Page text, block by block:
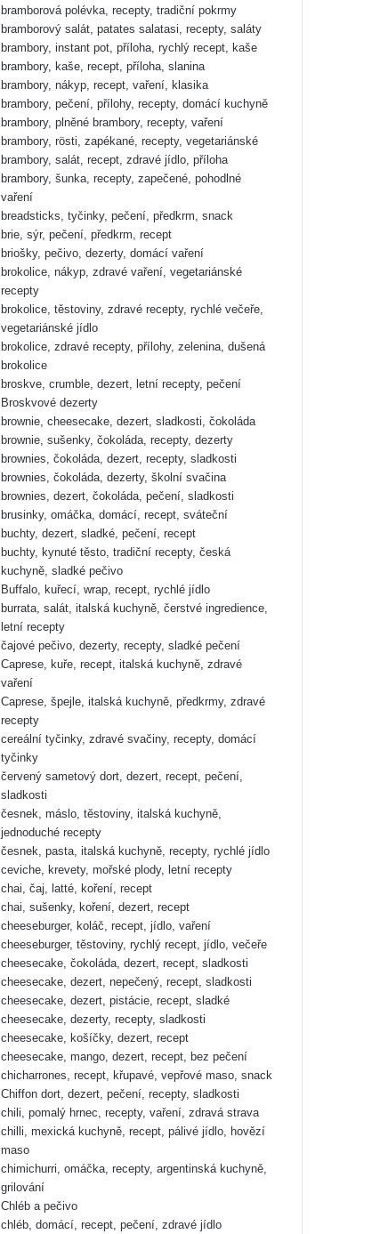
bramborová polévka, recepty, tradiční pokrmy
bramborový salát, patates salatasi, recepty, saláty
brambory, instant pot, příloha, rychlý recept, kaše
brambory, kaše, recept, příloha, slanina
brambory, nákyp, recept, vaření, klasika
brambory, pečení, přílohy, recepty, domácí kuchyně
brambory, plněné brambory, recepty, vaření
brambory, rösti, zapékané, recepty, vegetariánské
brambory, salát, recept, zdravé jídlo, příloha
brambory, šunka, recepty, zapečené, pohodlné
vaření
breadsticks, tyčinky, pečení, předkrm, snack
brie, sýr, pečení, předkrm, recept
briošky, pečivo, dezerty, domácí vaření
brokolice, nákyp, zdravé vaření, vegetariánské
recepty
brokolice, těstoviny, zdravé recepty, rychlé večeře,
vegetariánské jídlo
brokolice, zdravé recepty, přílohy, zelenina, dušená
brokolice
broskve, crumble, dezert, letní recepty, pečení
Broskvové dezerty
brownie, cheesecake, dezert, sladkosti, čokoláda
brownie, sušenky, čokoláda, recepty, dezerty
brownies, čokoláda, dezert, recepty, sladkosti
brownies, čokoláda, dezerty, školní svačina
brownies, dezert, čokoláda, pečení, sladkosti
brusinky, omáčka, domácí, recept, sváteční
buchty, dezert, sladké, pečení, recept
buchty, kynuté těsto, tradiční recepty, česká
kuchyně, sladké pečivo
Buffalo, kuřecí, wrap, recept, rychlé jídlo
burrata, salát, italská kuchyně, čerstvé ingredience,
letní recepty
čajové pečivo, dezerty, recepty, sladké pečení
Caprese, kuře, recept, italská kuchyně, zdravé
vaření
Caprese, špejle, italská kuchyně, předkrmy, zdravé
recepty
cereální tyčinky, zdravé svačiny, recepty, domácí
tyčinky
červený sametový dort, dezert, recept, pečení,
sladkosti
česnek, máslo, těstoviny, italská kuchyně,
jednoduché recepty
česnek, pasta, italská kuchyně, recepty, rychlé jídlo
ceviche, krevety, mořské plody, letní recepty
chai, čaj, latté, koření, recept
chai, sušenky, koření, dezert, recept
cheeseburger, koláč, recept, jídlo, vaření
cheeseburger, těstoviny, rychlý recept, jídlo, večeře
cheesecake, čokoláda, dezert, recept, sladkosti
cheesecake, dezert, nepečený, recept, sladkosti
cheesecake, dezert, pistácie, recept, sladké
cheesecake, dezerty, recepty, sladkosti
cheesecake, košíčky, dezert, recept
cheesecake, mango, dezert, recept, bez pečení
chicharrones, recept, křupavé, vepřové maso, snack
Chiffon dort, dezert, pečení, recepty, sladkosti
chili, pomalý hrnec, recepty, vaření, zdravá strava
chilli, mexická kuchyně, recept, pálivé jídlo, hovězí
maso
chimichurri, omáčka, recepty, argentinská kuchyně,
grilování
Chléb a pečivo
chléb, domácí, recept, pečení, zdravé jídlo